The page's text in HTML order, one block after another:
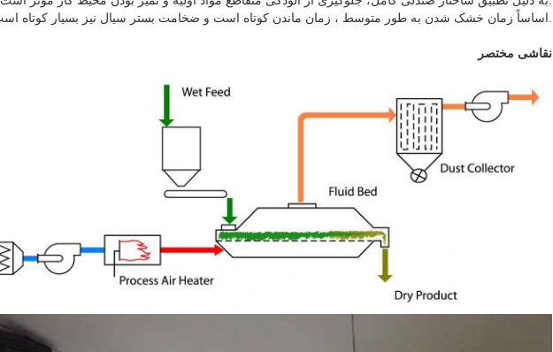
.اساساً زمان خشک شدن به طور متوسط ​​​​، زمان ماندن کوتاه است و ضخامت بستر سیال نیز بسیار کوتاه است، 2-5 سانتی
نقاشی مختصر